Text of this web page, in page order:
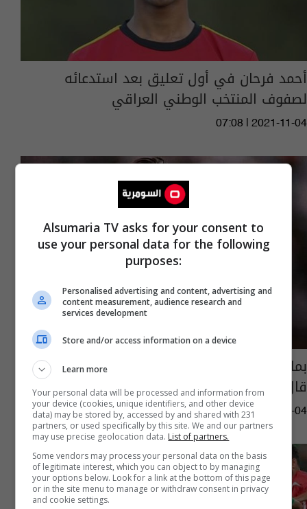
أحمد فرحان في أول تعليق بعد استدعائه
لصفوف المنتخب الوطني العراقي
07:08 | 2021-11-04
بماذا وصف "جيلوان حمد" عودته للمنتخب وماذا
قال للجمهور العراقي؟
03:25 | 2021-11-04
Alsumaria TV asks for your consent to
use your personal data for the following
purposes:
Personalised advertising and content, advertising and
content measurement, audience research and
services development
Store and/or access information on a device
Learn more
Your personal data will be processed and information from
your device (cookies, unique identifiers, and other device
data) may be stored by, accessed by and shared with 231
partners, or used specifically by this site. We and our partners
may use precise geolocation data. List of partners.
Some vendors may process your personal data on the basis
of legitimate interest, which you can object to by managing
your options below. Look for a link at the bottom of this page
or in the site menu to manage or withdraw consent in privacy
and cookie settings.